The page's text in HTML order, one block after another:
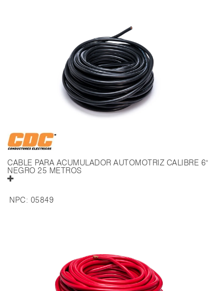
CABLE PARA ACUMULADOR AUTOMOTRIZ CALIBRE 6"
NEGRO 25 METROS
NPC: 05849